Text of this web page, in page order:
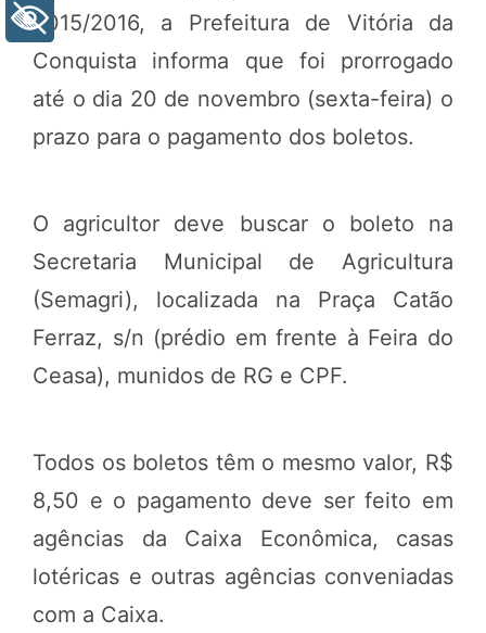
2015/2016, a Prefeitura de Vitória da
Conquista informa que foi prorrogado
até o dia 20 de novembro (sexta-feira) o
prazo para o pagamento dos boletos.
O agricultor deve buscar o boleto na
Secretaria Municipal de Agricultura
(Semagri), localizada na Praça Catão
Ferraz, s/n (prédio em frente à Feira do
Ceasa), munidos de RG e CPF.
Todos os boletos têm o mesmo valor, R$
8,50 e o pagamento deve ser feito em
agências da Caixa Econômica, casas
lotéricas e outras agências conveniadas
com a Caixa.
+ Acessibilidade